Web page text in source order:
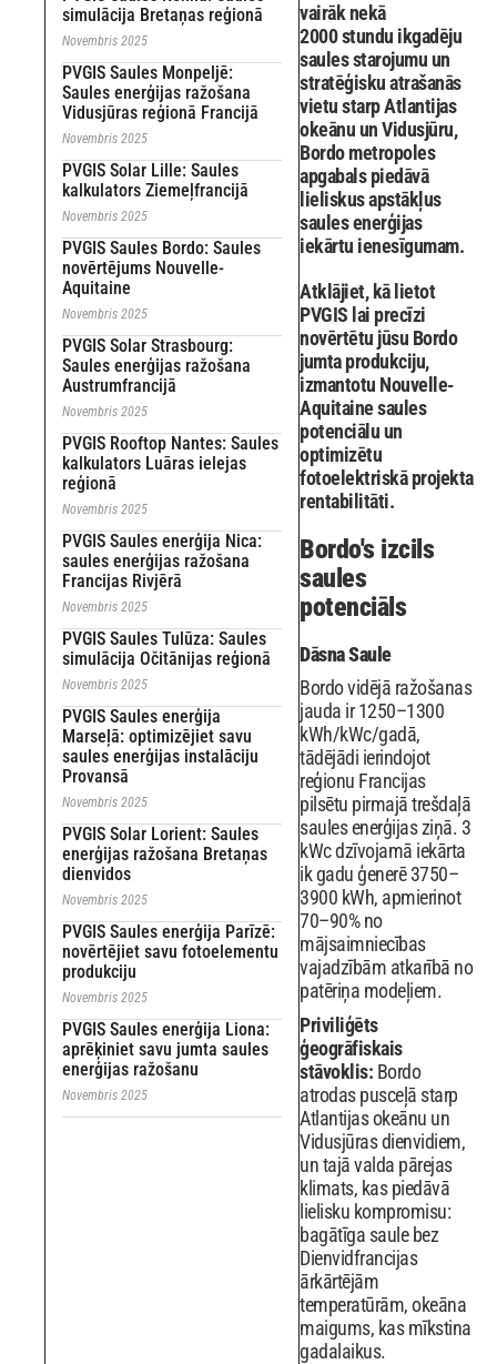
simulācija Bretaņas reģionā
Novembris 2025
PVGIS Saules Monpeljē:
Saules enerģijas ražošana
Vidusjūras reģionā Francijā
Novembris 2025
PVGIS Solar Lille: Saules
kalkulators Ziemeļfrancijā
Novembris 2025
PVGIS Saules Bordo: Saules
novērtējums Nouvelle-
Aquitaine
Novembris 2025
PVGIS Solar Strasbourg:
Saules enerģijas ražošana
Austrumfrancijā
Novembris 2025
PVGIS Rooftop Nantes: Saules
kalkulators Luāras ielejas
reģionā
Novembris 2025
PVGIS Saules enerģija Nica:
saules enerģijas ražošana
Francijas Rivjērā
Novembris 2025
PVGIS Saules Tulūza: Saules
simulācija Očitānijas reģionā
Novembris 2025
PVGIS Saules enerģija
Marseļā: optimizējiet savu
saules enerģijas instalāciju
Provansā
Novembris 2025
PVGIS Solar Lorient: Saules
enerģijas ražošana Bretaņas
dienvidos
Novembris 2025
PVGIS Saules enerģija Parīzē:
novērtējiet savu fotoelementu
produkciju
Novembris 2025
PVGIS Saules enerģija Liona:
aprēķiniet savu jumta saules
enerģijas ražošanu
Novembris 2025
vairāk nekā
2000 stundu ikgadēju
saules starojumu un
stratēģisku atrašanās
vietu starp Atlantijas
okeānu un Vidusjūru,
Bordo metropoles
apgabals piedāvā
lieliskus apstākļus
saules enerģijas
iekārtu ienesīgumam.
Atklājiet, kā lietot
PVGIS lai precīzi
novērtētu jūsu Bordo
jumta produkciju,
izmantotu Nouvelle-
Aquitaine saules
potenciālu un
optimizētu
fotoelektriskā projekta
rentabilitāti.
Bordo's izcils
saules
potenciāls
Dāsna Saule
Bordo vidējā ražošanas
jauda ir 1250–1300
kWh/kWc/gadā,
tādējādi ierindojot
reģionu Francijas
pilsētu pirmajā trešdaļā
saules enerģijas ziņā. 3
kWc dzīvojamā iekārta
ik gadu ģenerē 3750–
3900 kWh, apmierinot
70–90% no
mājsaimniecības
vajadzībām atkarībā no
patēriņa modeļiem.
Priviliģēts
ģeogrāfiskais
stāvoklis: Bordo
atrodas pusceļā starp
Atlantijas okeānu un
Vidusjūras dienvidiem,
un tajā valda pārejas
klimats, kas piedāvā
lielisku kompromisu:
bagātīga saule bez
Dienvidfrancijas
ārkārtējām
temperatūrām, okeāna
maigums, kas mīkstina
gadalaikus.